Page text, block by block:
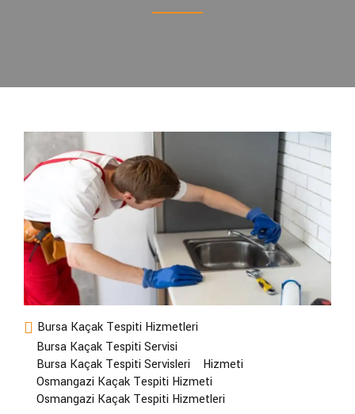
Bursa Kaçak Tespiti Hizmetleri
Bursa Kaçak Tespiti Servisi
Bursa Kaçak Tespiti Servisleri
Hizmeti
Osmangazi Kaçak Tespiti Hizmeti
Osmangazi Kaçak Tespiti Hizmetleri